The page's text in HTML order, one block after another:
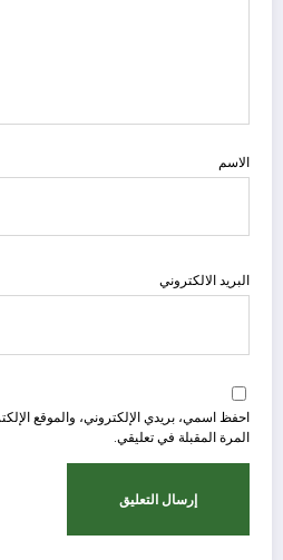
الاسم
البريد الالكتروني
احفظ اسمي، بريدي الإلكتروني، والموقع
المرة المقبلة في تعليقي.